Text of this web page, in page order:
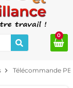
0
chevron_right Télécommande